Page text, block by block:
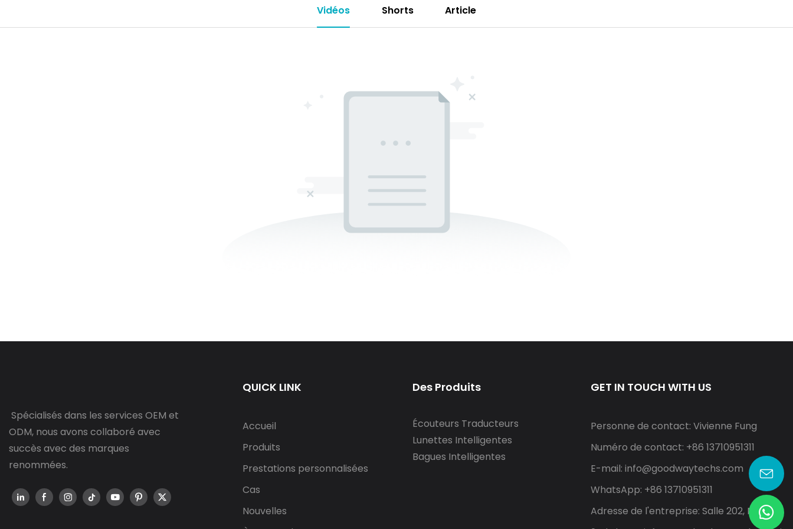
Vidéos Shorts Article
Spécialisés dans les services OEM et
ODM, nous avons collaboré avec
succès avec des marques
renommées.
QUICK LINK
Accueil
Produits
Prestations personnalisées
Cas
Nouvelles
Des Produits
Écouteurs Traducteurs
Lunettes Intelligentes
Bagues Intelligentes
GET IN TOUCH WITH US
Personne de contact: Vivienne Fung
Numéro de contact: +86 13710951311
E-mail: info@goodwaytechs.com
WhatsApp: +86 13710951311
Adresse de l'entreprise: Salle 202, North A,